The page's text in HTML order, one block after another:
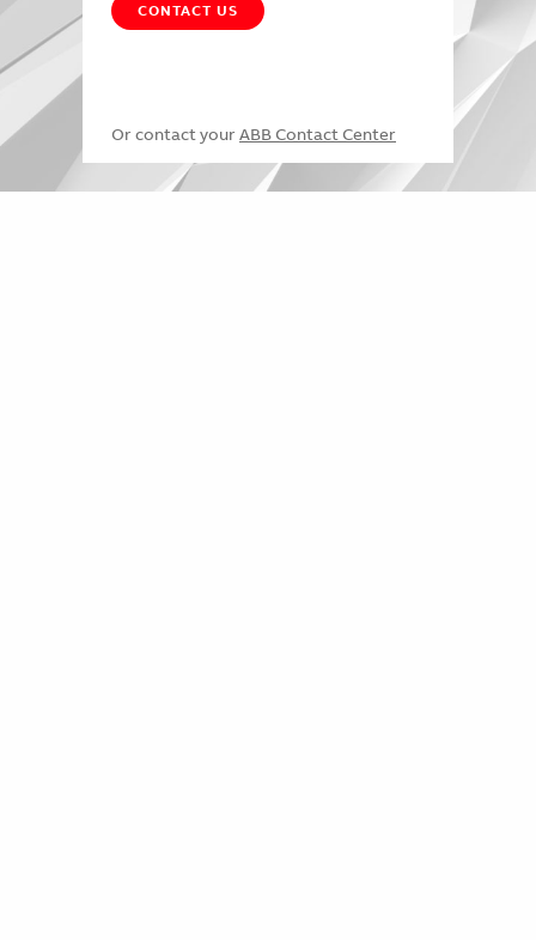
CONTACT US
Or contact your ABB Contact Center